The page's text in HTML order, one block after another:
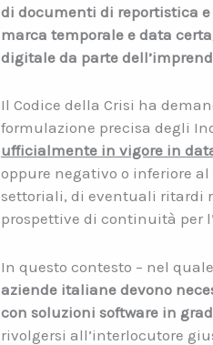
di documenti di reportistica
marca temporale e data
digitale da parte
Il Codice della Crisi ha
formulazione precisa degli
ufficialmente in vigore in
oppure negativo o inferiore al
settoriali, di eventuali ritardi
prospettive di continuità per
In questo contesto – nel
aziende italiane devono
con soluzioni software in
rivolgersi all’interlocutore